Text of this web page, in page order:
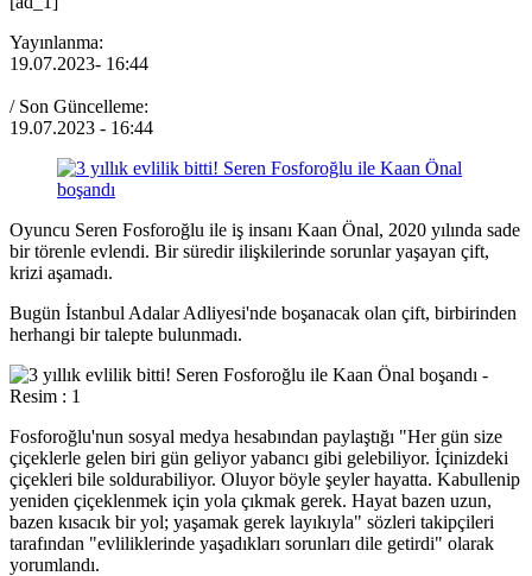
Yayınlanma:
19.07.2023- 16:44
/ Son Güncelleme:
19.07.2023 - 16:44
Oyuncu Seren Fosforoğlu ile iş insanı Kaan Önal, 2020 yılında sade
bir törenle evlendi. Bir süredir ilişkilerinde sorunlar yaşayan çift,
krizi aşamadı.
Bugün İstanbul Adalar Adliyesi'nde boşanacak olan çift, birbirinden
herhangi bir talepte bulunmadı.
Fosforoğlu'nun sosyal medya hesabından paylaştığı "Her gün size
çiçeklerle gelen biri gün geliyor yabancı gibi gelebiliyor. İçinizdeki
çiçekleri bile soldurabiliyor. Oluyor böyle şeyler hayatta. Kabullenip
yeniden çiçeklenmek için yola çıkmak gerek. Hayat bazen uzun,
bazen kısacık bir yol; yaşamak gerek layıkıyla" sözleri takipçileri
tarafından "evliliklerinde yaşadıkları sorunları dile getirdi" olarak
yorumlandı.